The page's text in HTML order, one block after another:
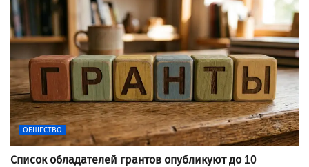
ОБЩЕСТВО
Список обладателей грантов опубликуют до 10